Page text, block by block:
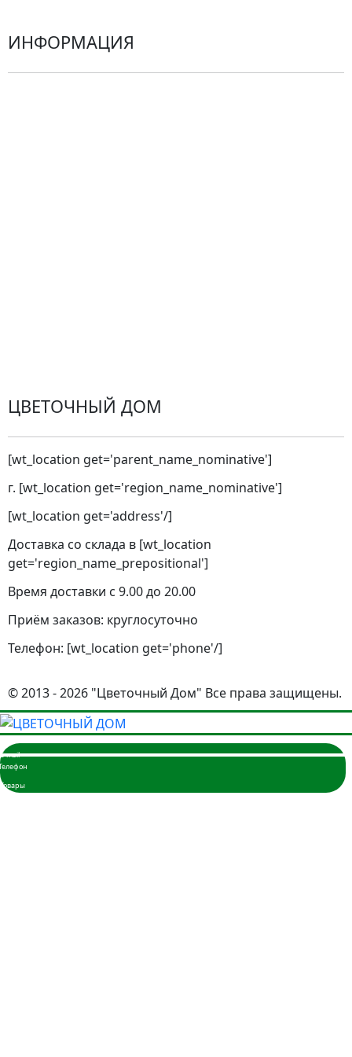
ИНФОРМАЦИЯ
ЦВЕТОЧНЫЙ ДОМ
[wt_location get='parent_name_nominative']
г. [wt_location get='region_name_nominative']
[wt_location get='address'/]
Доставка со склада в [wt_location
get='region_name_prepositional']
Время доставки с 9.00 до 20.00
Приём заказов: круглосуточно
Телефон: [wt_location get='phone'/]
© 2013 - 2026 "Цветочный Дом" Все права защищены.
Главная